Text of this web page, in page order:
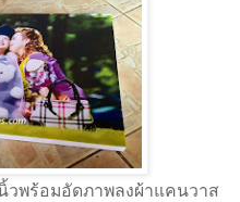
วพร้อมอัดภาพลงผ้าแคนวาส